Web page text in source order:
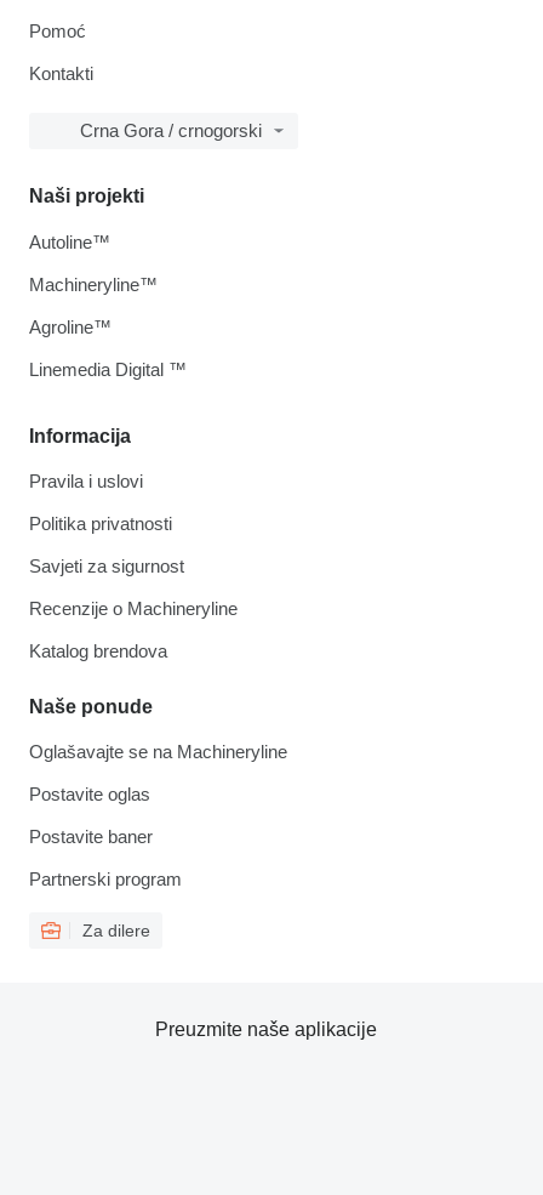
Pomoć
Kontakti
Crna Gora / crnogorski
Informacija
Pravila i uslovi
Politika privatnosti
Savjeti za sigurnost
Recenzije o Machineryline
Katalog brendova
Naše ponude
Oglašavajte se na Machineryline
Postavite oglas
Postavite baner
Partnerski program
Za dilere
Naši projekti
Autoline™
Machineryline™
Agroline™
Linemedia Digital ™
Preuzmite naše aplikacije